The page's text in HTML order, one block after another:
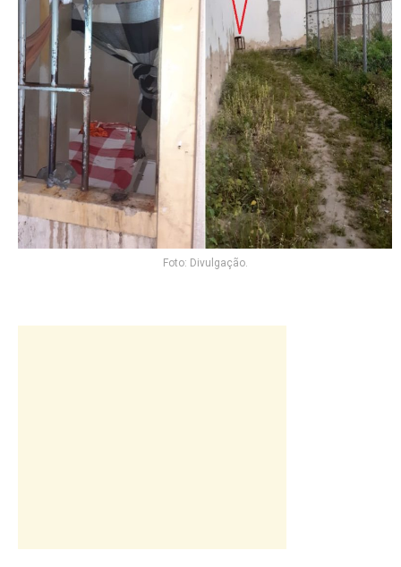
Foto: Divulgação.